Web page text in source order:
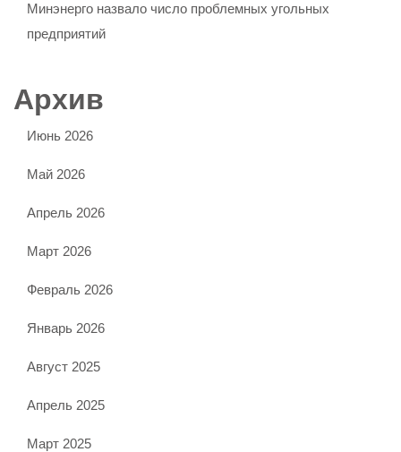
Минэнерго назвало число проблемных угольных
предприятий
Архив
Июнь 2026
Май 2026
Апрель 2026
Март 2026
Февраль 2026
Январь 2026
Август 2025
Апрель 2025
Март 2025